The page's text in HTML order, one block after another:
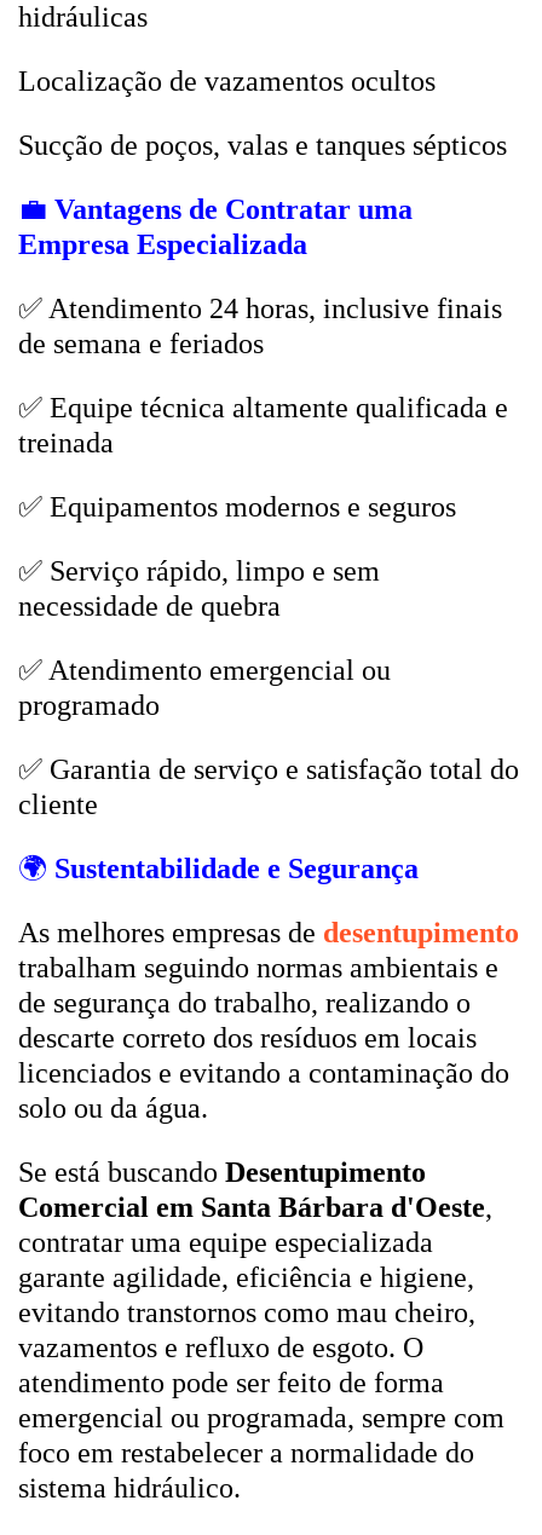
hidráulicas
Localização de vazamentos ocultos
Sucção de poços, valas e tanques sépticos
💼 Vantagens de Contratar uma
Empresa Especializada
✅ Atendimento 24 horas, inclusive finais
de semana e feriados
✅ Equipe técnica altamente qualificada e
treinada
✅ Equipamentos modernos e seguros
✅ Serviço rápido, limpo e sem
necessidade de quebra
✅ Atendimento emergencial ou
programado
✅ Garantia de serviço e satisfação total do
cliente
🌍 Sustentabilidade e Segurança
As melhores empresas de desentupimento
trabalham seguindo normas ambientais e
de segurança do trabalho, realizando o
descarte correto dos resíduos em locais
licenciados e evitando a contaminação do
solo ou da água.
Se está buscando Desentupimento
Comercial em Santa Bárbara d'Oeste,
contratar uma equipe especializada
garante agilidade, eficiência e higiene,
evitando transtornos como mau cheiro,
vazamentos e refluxo de esgoto. O
atendimento pode ser feito de forma
emergencial ou programada, sempre com
foco em restabelecer a normalidade do
sistema hidráulico.